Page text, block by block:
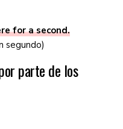
for a second.
segundo)
parte de los